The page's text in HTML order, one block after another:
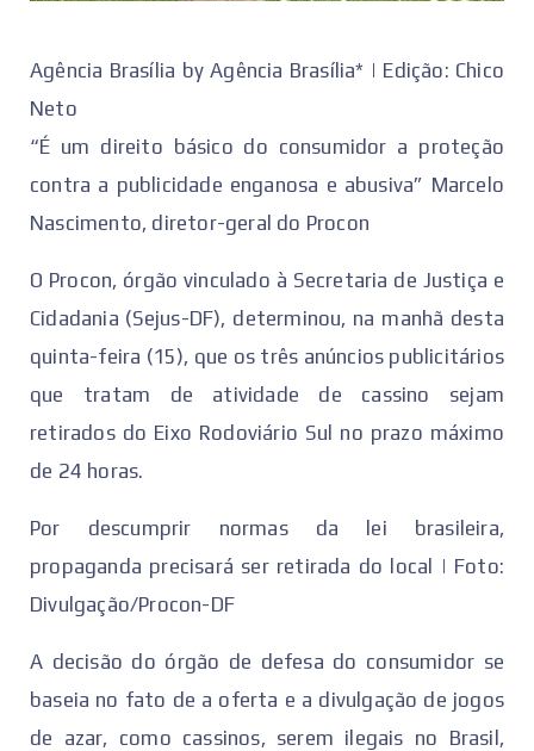
Agência Brasília by Agência Brasília* | Edição: Chico
Neto
“É um direito básico do consumidor a proteção
contra a publicidade enganosa e abusiva” Marcelo
Nascimento, diretor-geral do Procon
O Procon, órgão vinculado à Secretaria de Justiça e
Cidadania (Sejus-DF), determinou, na manhã desta
quinta-feira (15), que os três anúncios publicitários
que tratam de atividade de cassino sejam
retirados do Eixo Rodoviário Sul no prazo máximo
de 24 horas.
Por descumprir normas da lei brasileira,
propaganda precisará ser retirada do local | Foto:
Divulgação/Procon-DF
A decisão do órgão de defesa do consumidor se
baseia no fato de a oferta e a divulgação de jogos
de azar, como cassinos, serem ilegais no Brasil,